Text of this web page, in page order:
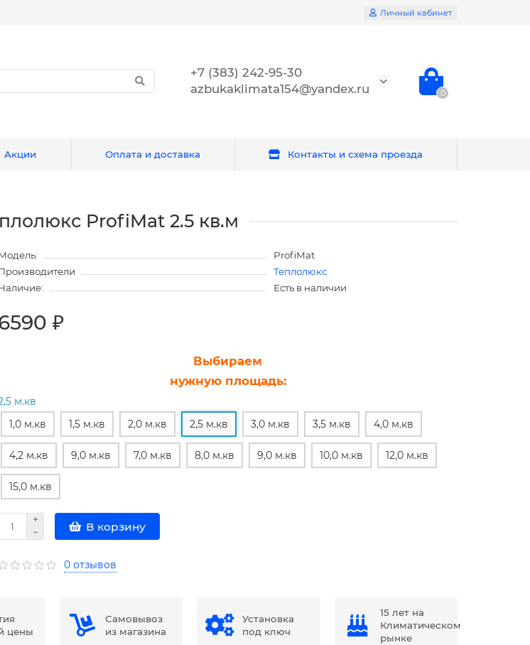
Личный кабинет
+7 (383) 242-95-30
azbukaklimata154@yandex.ru
0
Акции Оплата и доставка Контакты и схема проезда
ProfiMat 2.5 кв.м
ProfiMat
Теплолюкс
Есть в наличии
₽
Выбираем
нужную площадь:
м.кв
1,0 м.кв
1,5 м.кв 2,0 м.кв 2,5 м.кв 3,0 м.кв 3,5 м.кв 4,0 м.кв
4,2 м.кв 9,0 м.кв 7,0 м.кв 8,0 м.кв 9,0 м.кв 10,0 м.кв 12,0 м.кв
15,0 м.кв
В корзину
0 отзывов
цены
Самовывоз
из магазина
Установка
под ключ
15 лет на
Климатическом
рынке